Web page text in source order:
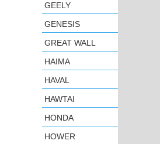
GEELY
GENESIS
GREAT WALL
HAIMA
HAVAL
HAWTAI
HONDA
HOWER